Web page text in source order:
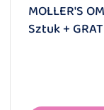
MOLLER'S
Sztuk +